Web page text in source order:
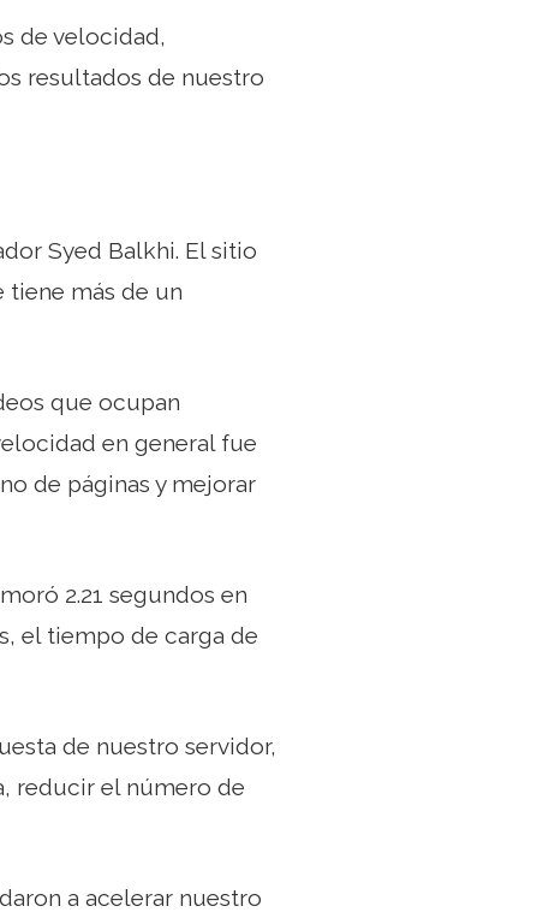
de velocidad,
resultados de nuestro
Syed Balkhi. El sitio
tiene más de un
que ocupan
en general fue
de páginas y mejorar
2.21 segundos en
el tiempo de carga de
de nuestro servidor,
reducir el número de
a acelerar nuestro